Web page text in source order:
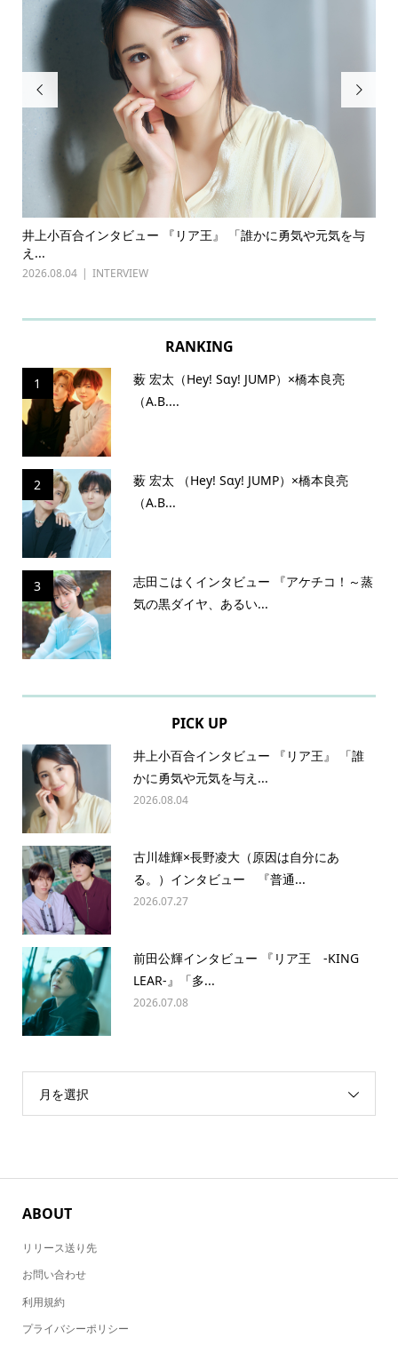

井上小百合インタビュー 『リア王』 「誰かに勇気や元気を与
え...
2026.08.04 INTERVIEW

RANKING
1
薮 宏太（Hey! Sɑy! JUMP）×橋本良亮
（A.B....
2
薮 宏太 （Hey! Sɑy! JUMP）×橋本良亮
（A.B...
3
志田こはくインタビュー 『アケチコ！～蒸
気の黒ダイヤ、あるい...
PICK UP
井上小百合インタビュー 『リア王』 「誰
かに勇気や元気を与え...
2026.08.04
古川雄輝×長野凌大（原因は自分にあ
る。）インタビュー 『普通...
2026.07.27
前田公輝インタビュー 『リア王 -KING
LEAR-』「多...
2026.07.08
月を選択
ABOUT
リリース送り先
お問い合わせ
利用規約
プライバシーポリシー